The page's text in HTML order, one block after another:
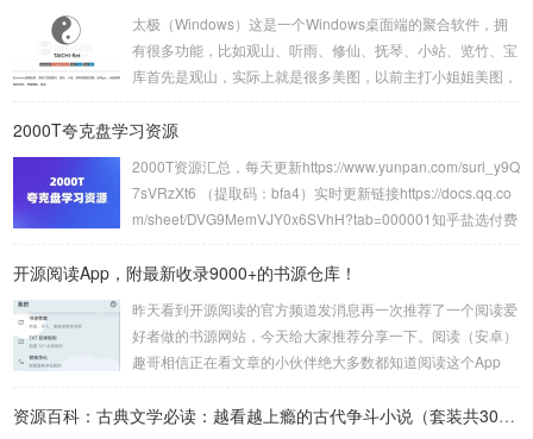
太极（Windows）这是一个Windows桌面端的聚合软件，拥
有很多功能，比如观山、听雨、修仙、抚琴、小站、览竹、宝
库首先是观山，实际上就是很多美图，以前主打小姐姐美图，
等12+接口，现在的版本不仅支持下载，还可以一键设置成壁
期的太极只能简单播放，但是现在的太极不仅拥有7+接口随便
用，而且还支持添加歌单和播放本地音悦，并且还支持歌词显
2000T夸克盘学习资源
2000T资源汇总，每天更新https://www.yunpan.com/surl_y9Q
7sVRzXt6 （提取码：bfa4）实时更新链接https://docs.qq.co
m/sheet/DVG9MemVJY0x6SVhH?tab=000001知乎盐选付费
03e7d精整2024年1月国内外无损音乐专题【202.5GB】http
开源阅读App，附最新收录9000+的书源仓库！
昨天看到开源阅读的官方频道发消息再一次推荐了一个阅读爱
好者做的书源网站，今天给大家推荐分享一下。阅读（安卓）
趣哥相信正在看文章的小伙伴绝大多数都知道阅读这个App
大版本已经停更很久了，现在还在小版本更新，基本只有一些资源百科：古典文学必读：越看越上瘾的古代争斗小说（套装共30册）